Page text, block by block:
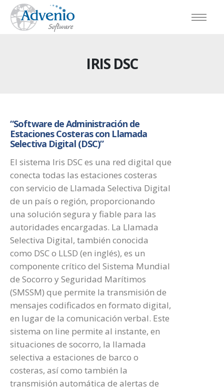
IRIS DSC
“Software de Administración de
Estaciones Costeras con Llamada
Selectiva Digital (DSC)”
El sistema Iris DSC es una red digital que
conecta todas las estaciones costeras
con servicio de Llamada Selectiva Digital
de un país o región, proporcionando
una solución segura y fiable para las
autoridades encargadas. La Llamada
Selectiva Digital, también conocida
como DSC o LLSD (en inglés), es un
componente crítico del Sistema Mundial
de Socorro y Seguridad Marítimos
(SMSSM) que permite la transmisión de
mensajes codificados en formato digital,
en lugar de la comunicación verbal. Este
sistema on line permite al instante, en
situaciones de socorro, la llamada
selectiva a estaciones de barco o
costeras, así como también la
transmisión automática de alertas de